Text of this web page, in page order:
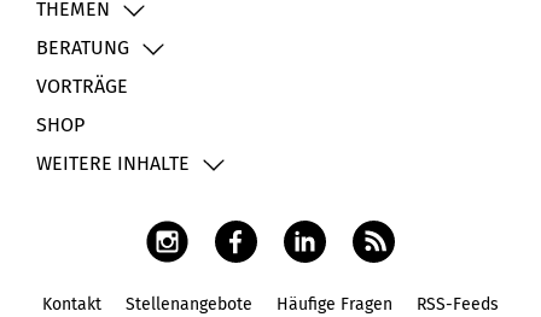
THEMEN
BERATUNG
VORTRÄGE
SHOP
WEITERE INHALTE
Kontakt Stellenangebote Häufige Fragen RSS-Feeds